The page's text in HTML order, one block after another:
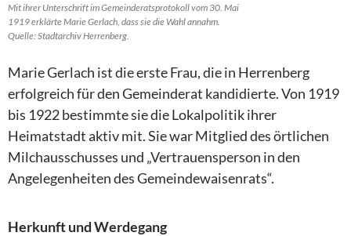
Mit ihrer Unterschrift im Gemeinderatsprotokoll vom 30. Mai
1919 erklärte Marie Gerlach, dass sie die Wahl annahm.
Quelle: Stadtarchiv Herrenberg.
Marie Gerlach ist die erste Frau, die in Herrenberg
erfolgreich für den Gemeinderat kandidierte. Von 1919
bis 1922 bestimmte sie die Lokalpolitik ihrer
Heimatstadt aktiv mit. Sie war Mitglied des örtlichen
Milchausschusses und „Vertrauensperson in den
Angelegenheiten des Gemeindewaisenrats“.
Herkunft und Werdegang